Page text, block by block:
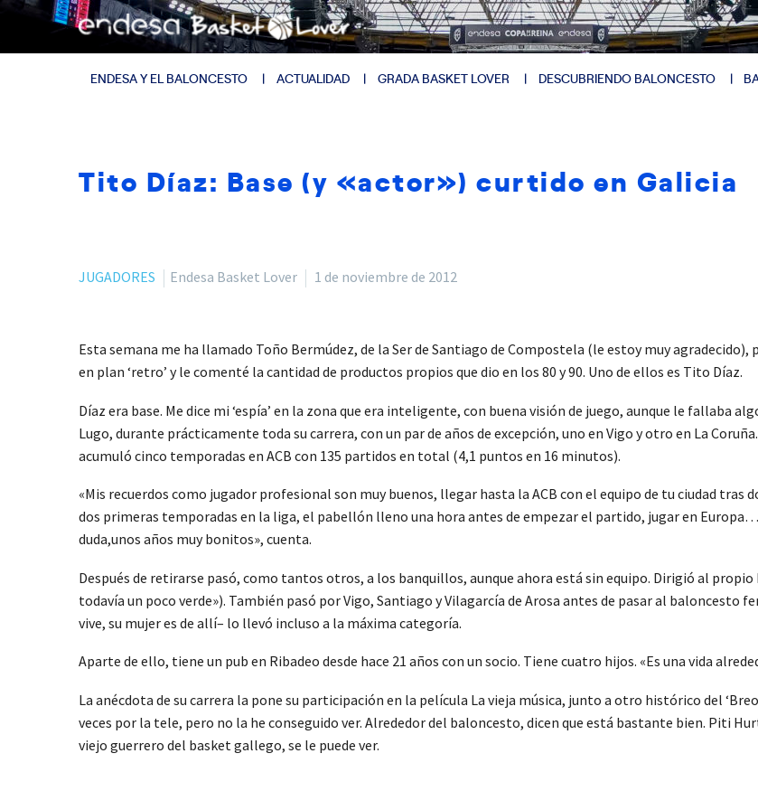
ENDESA Y EL BALONCESTO ACTUALIDAD GRADA BASKET LOVER DESCUBRIENDO BALONCESTO
Tito Díaz: Base (y «actor») curtido en Galicia
JUGADORES Endesa Basket Lover 1 de noviembre de 2012
Esta semana me ha llamado Toño Bermúdez, de la Ser de Santiago de Compostela (le estoy muy
en plan ‘retro’ y le comenté la cantidad de productos propios que dio en los 80 y 90. Uno de ellos es Tito Díaz.
Díaz era base. Me dice mi ‘espía’ en la zona que era inteligente, con buena visión de juego, aunque le fallaba
Lugo, durante prácticamente toda su carrera, con un par de años de excepción, uno en Vigo y otro en La
acumuló cinco temporadas en ACB con 135 partidos en total (4,1 puntos en 16 minutos).
«Mis recuerdos como jugador profesional son muy buenos, llegar hasta la ACB con el equipo de tu ciudad tras
dos primeras temporadas en la liga, el pabellón lleno una hora antes de empezar el partido, jugar en
duda,unos años muy bonitos», cuenta.
Después de retirarse pasó, como tantos otros, a los banquillos, aunque ahora está sin equipo. Dirigió al
todavía un poco verde»). También pasó por Vigo, Santiago y Vilagarcía de Arosa antes de pasar al baloncesto
vive, su mujer es de allí– lo llevó incluso a la máxima categoría.
Aparte de ello, tiene un pub en Ribadeo desde hace 21 años con un socio. Tiene cuatro hijos. «Es una vida
La anécdota de su carrera la pone su participación en la película La vieja música, junto a otro histórico del
veces por la tele, pero no la he conseguido ver. Alrededor del baloncesto, dicen que está bastante bien. Piti
viejo guerrero del basket gallego, se le puede ver.